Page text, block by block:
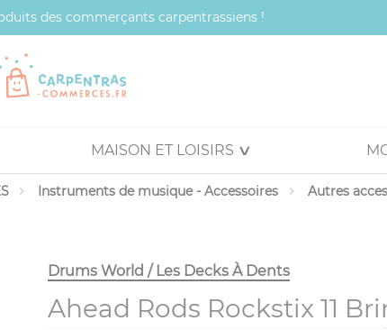
des commerçants carpentrassiens !
MAISON ET LOISIRS
Instruments de musique - Accessoires Autres
Drums World / Les Decks À Dents
Ahead Rods Rockstix 11